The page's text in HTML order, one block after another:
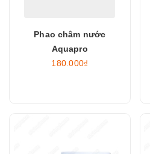
Phao châm nước
Aquapro
180.000₫